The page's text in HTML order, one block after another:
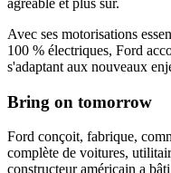
Avec ses motorisations
100 % électriques, Ford
s'adaptant aux nouveaux
Bring on tomorrow
Ford conçoit, fabrique,
complète de voitures,
constructeur américain a